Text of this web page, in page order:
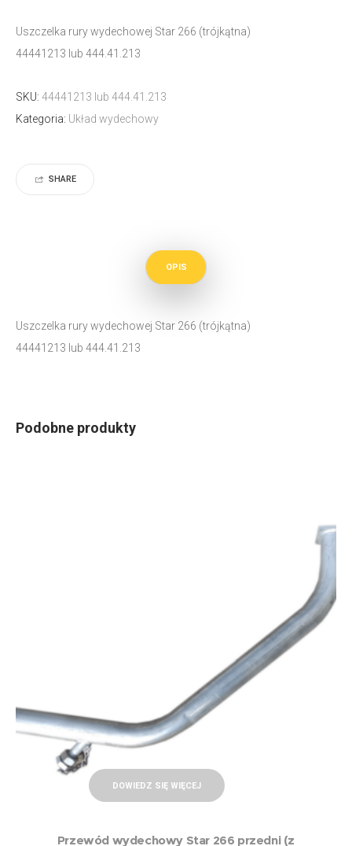
Uszczelka rury wydechowej Star 266 (trójkątna)
44441213 lub 444.41.213
SKU: 44441213 lub 444.41.213
Kategoria: Układ wydechowy
SHARE
OPIS
Uszczelka rury wydechowej Star 266 (trójkątna)
44441213 lub 444.41.213
Podobne produkty
DOWIEDZ SIĘ WIĘCEJ
Przewód wydechowy Star 266 przedni (z